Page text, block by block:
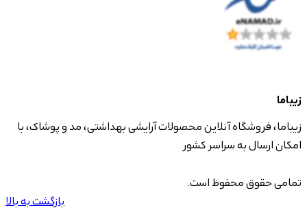
زیباما
زیباما، فروشگاه آنلاین محصولات آرایشی بهداشتی، مد و پوشاک، با
امکان ارسال به سراسر کشور
تمامی حقوق محفوظ است.
بازگشت به بالا